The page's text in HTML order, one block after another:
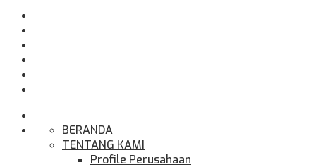
BERANDA
TENTANG KAMI
Profile Perusahaan